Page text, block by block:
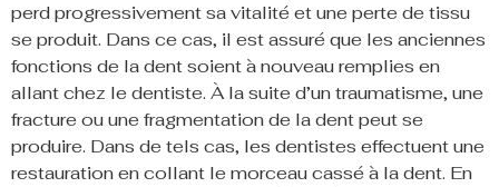
perd progressivement sa vitalité et une perte de tissu
se produit. Dans ce cas, il est assuré que les anciennes
fonctions de la dent soient à nouveau remplies en
allant chez le dentiste. À la suite d’un traumatisme, une
fracture ou une fragmentation de la dent peut se
produire. Dans de tels cas, les dentistes effectuent une
restauration en collant le morceau cassé à la dent. En